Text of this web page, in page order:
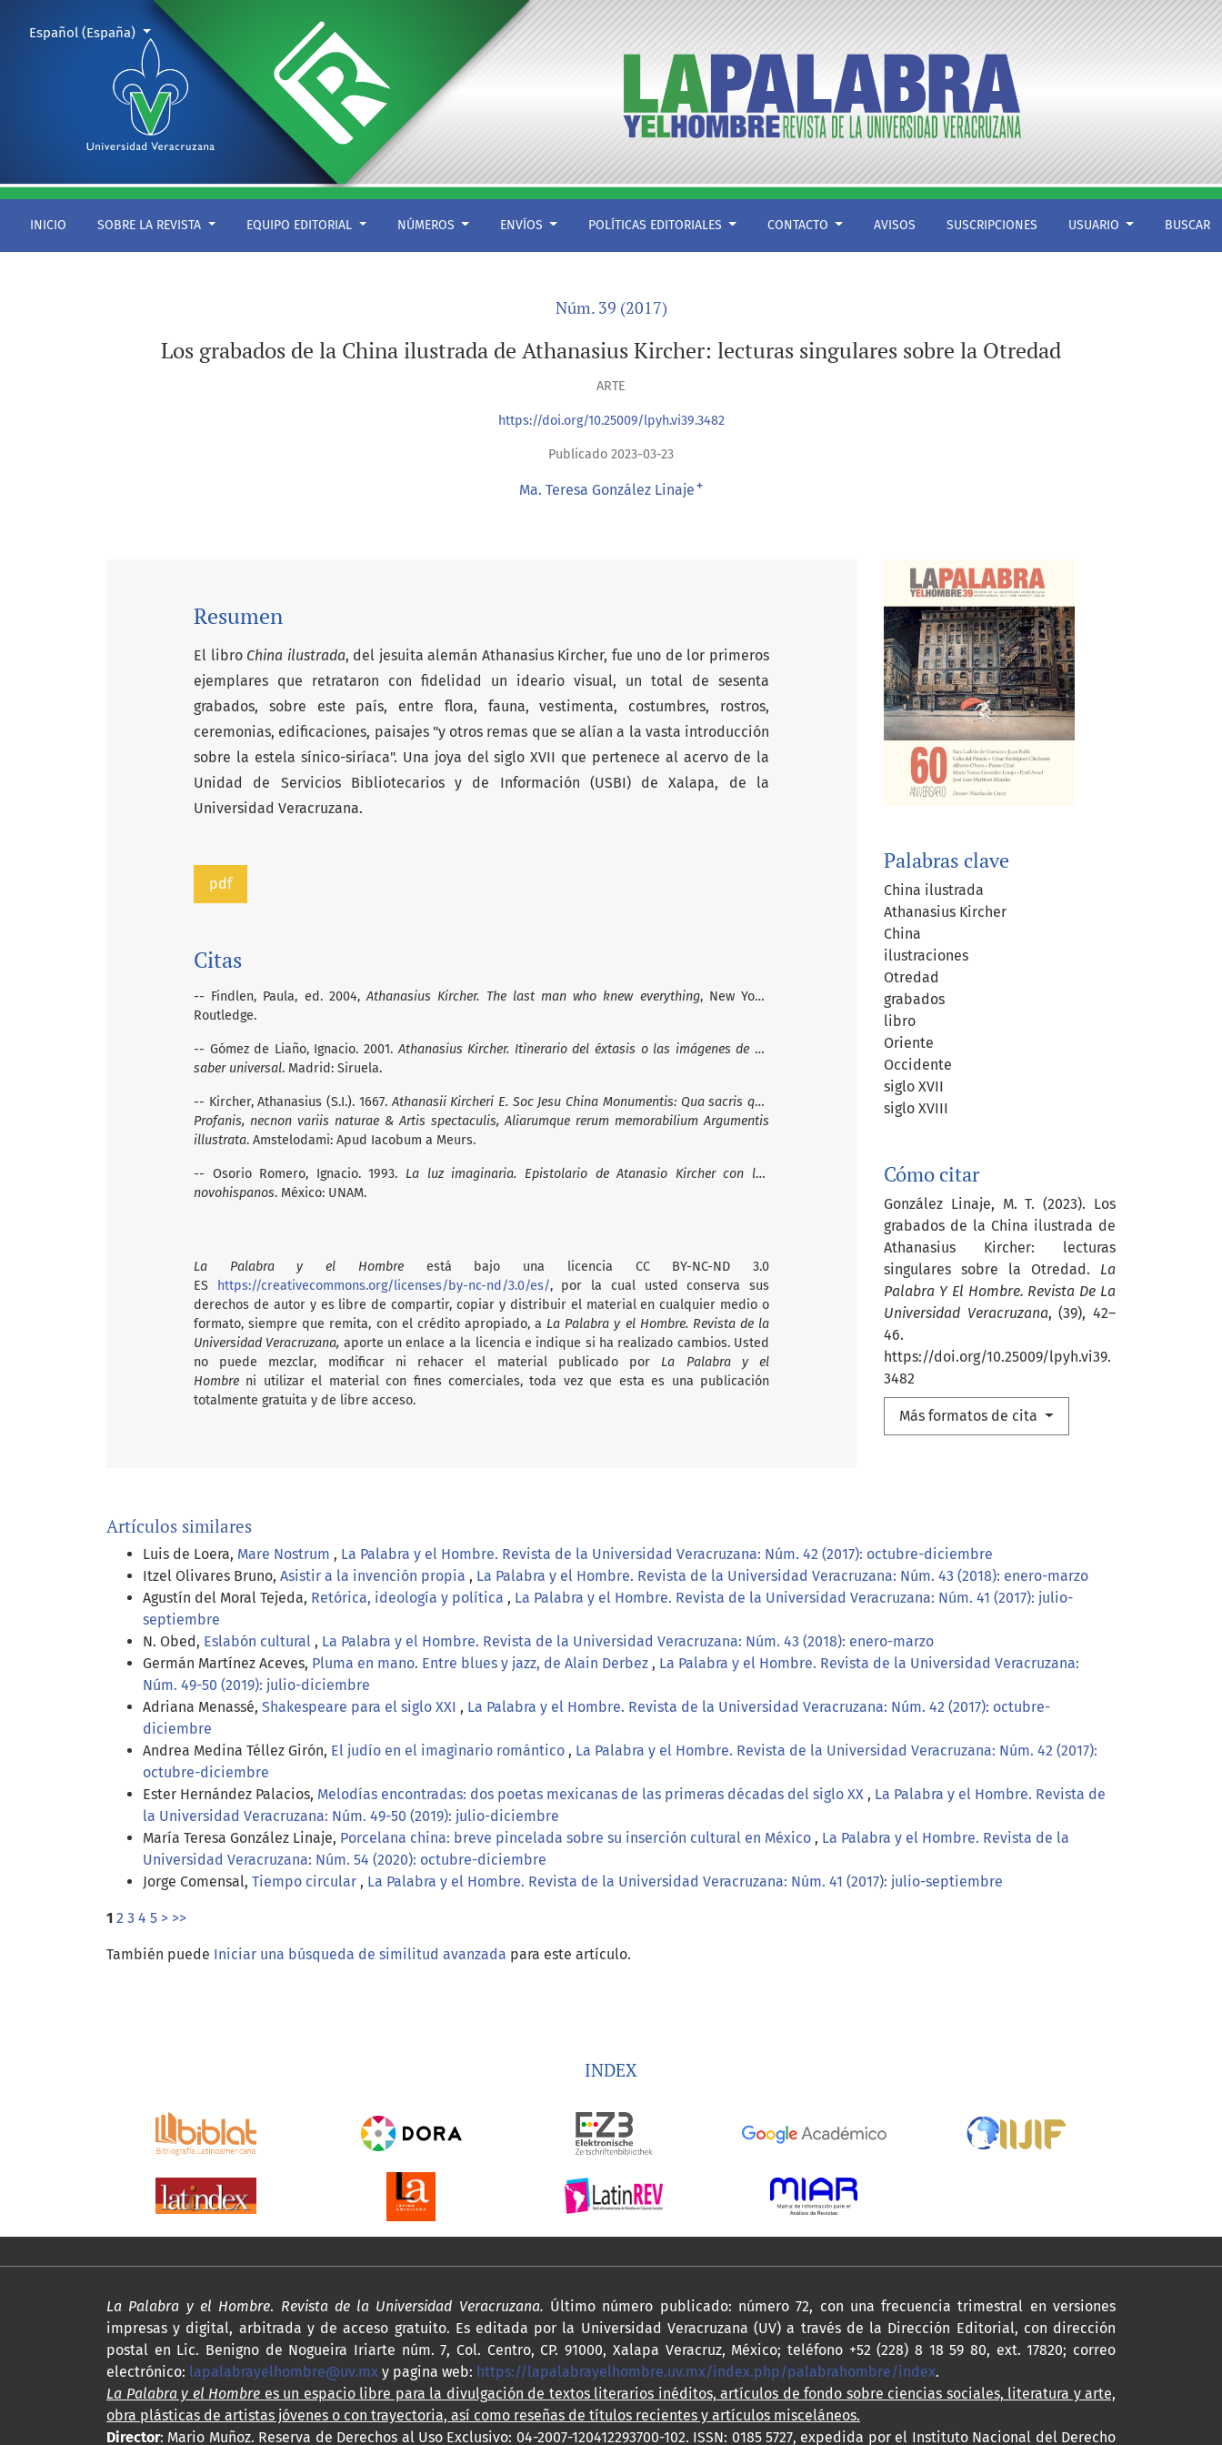
Los grabados de la China ilustrada de Athanasius Kircher: lecturas singulares sobre la Otredad
INICIO SOBRE LA REVISTA EQUIPO EDITORIAL NÚMEROS ENVÍOS POLÍTICAS EDITORIALES CONTACTO AVISOS SUSCRIPCIONES USUARIO BUSCAR
Cambiar el idioma. El actual es:
Español (España)
Núm. 39 (2017)
Los grabados de la China ilustrada de Athanasius Kircher: lecturas singulares sobre la Otredad
ARTE
https://doi.org/10.25009/lpyh.vi39.3482
Publicado 2023-03-23
Ma. Teresa González Linaje +
Palabras clave
China ilustrada
Athanasius Kircher
China
ilustraciones
Otredad
grabados
libro
Oriente
Occidente
siglo XVII
siglo XVIII
Cómo citar
González Linaje, M. T. (2023). Los
grabados de la China ilustrada de
Athanasius Kircher: lecturas
singulares sobre la Otredad. La
Palabra Y El Hombre. Revista De La
Universidad Veracruzana, (39), 42–
46.
https://doi.org/10.25009/lpyh.vi39.
3482
Más formatos de cita
Resumen
El libro China ilustrada, del jesuita alemán Athanasius Kircher, fue uno de lor primeros
ejemplares que retrataron con fidelidad un ideario visual, un total de sesenta
grabados, sobre este país, entre flora, fauna, vestimenta, costumbres, rostros,
ceremonias, edificaciones, paisajes "y otros remas que se alían a la vasta introducción
sobre la estela sínico-siríaca". Una joya del siglo XVII que pertenece al acervo de la
Unidad de Servicios Bibliotecarios y de Información (USBI) de Xalapa, de la
Universidad Veracruzana.
pdf
Citas
-- Findlen, Paula, ed. 2004,Athanasius Kircher. The last man who knew everything, New York:
Routledge.
-- Gómez de Liaño, Ignacio. 2001.Athanasius Kircher. Itinerario del éxtasis o las imágenes de un
saber universal. Madrid: Siruela.
-- Kircher, Athanasius (S.I.). 1667.Athanasii Kircheri E. Soc Jesu China Monumentis: Qua sacris qua
Profanis, necnon variis naturae & Artis spectaculis, Aliarumque rerum memorabilium Argumentis
illustrata. Amstelodami: Apud Iacobum a Meurs.
-- Osorio Romero, Ignacio. 1993. La luz imaginaria. Epistolario de Atanasio Kircher con los
novohispanos. México: UNAM.
La Palabra y el Hombreestá bajo una licencia CC BY-NC-ND 3.0
ES
https://creativecommons.org/licenses/by-nc-nd/3.0/es/, por la cual usted conserva sus
derechos de autor y es libre de compartir, copiar y distribuir el material en cualquier medio o
formato, siempre que remita, con el crédito apropiado, a La Palabra y el Hombre. Revista de la
Universidad Veracruzana, aporte un enlace a la licencia e indique si ha realizado cambios. Usted
no puede mezclar, modificar ni rehacer el material publicado por La Palabra y el
Hombre ni utilizar el material con fines comerciales, toda vez que esta es una publicación
totalmente gratuita y de libre acceso.
Artículos similares
Luis de Loera, Mare Nostrum , La Palabra y el Hombre. Revista de la Universidad Veracruzana: Núm. 42 (2017): octubre-diciembre
Itzel Olivares Bruno, Asistir a la invención propia , La Palabra y el Hombre. Revista de la Universidad Veracruzana: Núm. 43 (2018): enero-marzo
Agustín del Moral Tejeda, Retórica, ideología y política , La Palabra y el Hombre. Revista de la Universidad Veracruzana: Núm. 41 (2017): julio-
septiembre
N. Obed, Eslabón cultural , La Palabra y el Hombre. Revista de la Universidad Veracruzana: Núm. 43 (2018): enero-marzo
Germán Martínez Aceves, Pluma en mano. Entre blues y jazz, de Alain Derbez , La Palabra y el Hombre. Revista de la Universidad Veracruzana:
Núm. 49-50 (2019): julio-diciembre
Adriana Menassé, Shakespeare para el siglo XXI , La Palabra y el Hombre. Revista de la Universidad Veracruzana: Núm. 42 (2017): octubre-
diciembre
Andrea Medina Téllez Girón, El judío en el imaginario romántico , La Palabra y el Hombre. Revista de la Universidad Veracruzana: Núm. 42 (2017):
octubre-diciembre
Ester Hernández Palacios, Melodías encontradas: dos poetas mexicanas de las primeras décadas del siglo XX , La Palabra y el Hombre. Revista de
la Universidad Veracruzana: Núm. 49-50 (2019): julio-diciembre
María Teresa González Linaje, Porcelana china: breve pincelada sobre su inserción cultural en México , La Palabra y el Hombre. Revista de la
Universidad Veracruzana: Núm. 54 (2020): octubre-diciembre
Jorge Comensal, Tiempo circular , La Palabra y el Hombre. Revista de la Universidad Veracruzana: Núm. 41 (2017): julio-septiembre
1 2 3 4 5 > >>
También puede Iniciar una búsqueda de similitud avanzada para este artículo.
INDEX
La Palabra y el Hombre. Revista de la Universidad Veracruzana. Último número publicado: número 72, con una frecuencia trimestral en versiones
impresas y digital, arbitrada y de acceso gratuito. Es editada por la Universidad Veracruzana (UV) a través de la Dirección Editorial, con dirección
postal en Lic. Benigno de Nogueira Iriarte núm. 7, Col. Centro, CP. 91000, Xalapa Veracruz, México; teléfono +52 (228) 8 18 59 80, ext. 17820; correo
electrónico: lapalabrayelhombre@uv.mx y pagina web: https://lapalabrayelhombre.uv.mx/index.php/palabrahombre/index.
La Palabra y el Hombre es un espacio libre para la divulgación de textos literarios inéditos, artículos de fondo sobre ciencias sociales, literatura y arte,
obra plásticas de artistas jóvenes o con trayectoria, así como reseñas de títulos recientes y artículos misceláneos.
Director: Mario Muñoz. Reserva de Derechos al Uso Exclusivo: 04-2007-120412293700-102. ISSN: 0185 5727, expedida por el Instituto Nacional del Derecho